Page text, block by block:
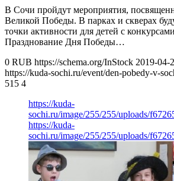
В Сочи пройдут мероприятия,
Великой Победы. В парках и скверах
точки активности для детей с
Празднование Дня Победы…
0 RUB https://schema.org/InStock 2019-04-
https://kuda-sochi.ru/event/den-pobedy-v-
515 4
https://kuda-
sochi.ru/image/255/255/uploads/
https://kuda-
sochi.ru/image/255/255/uploads/